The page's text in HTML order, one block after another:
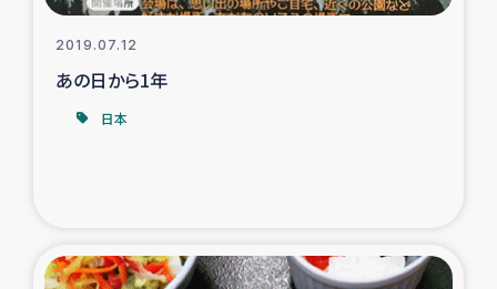
食べる
2019.07.12
あの日から1年
日本